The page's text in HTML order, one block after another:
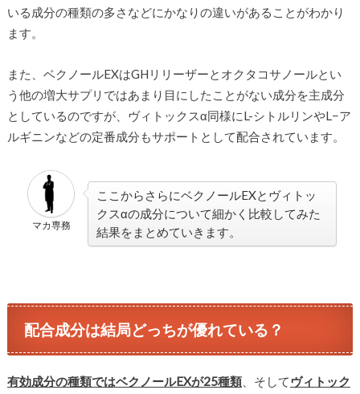
いる成分の種類の多さなどにかなりの違いがあることがわかり
ます。
また、ベクノールEXはGHリリーザーとオクタコサノールとい
う他の増大サプリではあまり目にしたことがない成分を主成分
としているのですが、ヴィトックスα同様にL-シトルリンやL−ア
ルギニンなどの定番成分もサポートとして配合されています。
マカ専務
ここからさらにベクノールEXとヴィトッ
クスαの成分について細かく比較してみた
結果をまとめていきます。
配合成分は結局どっちが優れている？
有効成分の種類ではベクノールEXが25種類、そしてヴィトック